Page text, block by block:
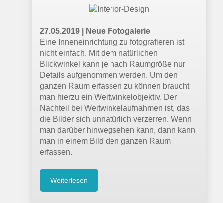
27.05.2019 |
Neue Fotogalerie
Eine Inneneinrichtung zu fotografieren ist
nicht einfach. Mit dem natürlichen
Blickwinkel kann je nach Raumgröße nur
Details aufgenommen werden. Um den
ganzen Raum erfassen zu können braucht
man hierzu ein Weitwinkelobjektiv. Der
Nachteil bei Weitwinkelaufnahmen ist, das
die Bilder sich unnatürlich verzerren. Wenn
man darüber hinwegsehen kann, dann kann
man in einem Bild den ganzen Raum
erfassen.
Weiterlesen